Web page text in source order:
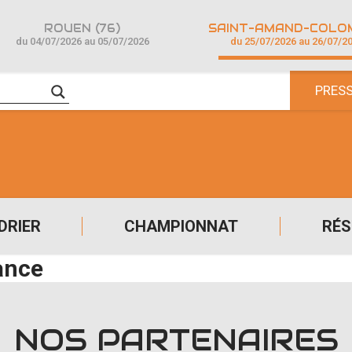
CHAMPIONNAT
ROUEN (76)
du 04/07/2026 au 05/07/2026 du 25/07/2026 au 26/07/
NOS PARTENAIRES